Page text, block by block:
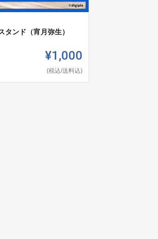
タンド（宵月弥生）
¥1,000
(税込/送料込)